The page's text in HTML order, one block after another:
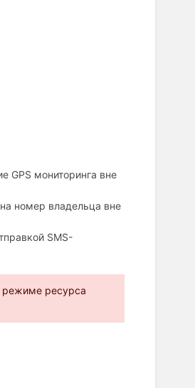
GPS мониторинга вне
номер владельца вне
SMS-
режиме ресурса